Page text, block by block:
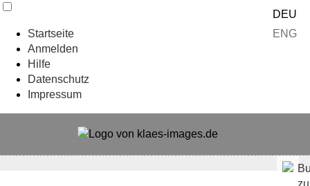
Startseite
Anmelden
Hilfe
Datenschutz
Impressum
DEU
ENG